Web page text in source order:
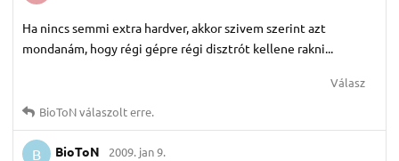
Ha nincs semmi extra hardver, akkor szivem szerint azt
mondanám, hogy régi gépre régi disztrót kellene rakni...
Válasz
BioToNválaszolt erre.
B BioToN 2009. jan 9.